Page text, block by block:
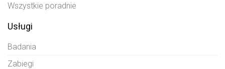
Wszystkie poradnie
Usługi
Badania
Zabiegi